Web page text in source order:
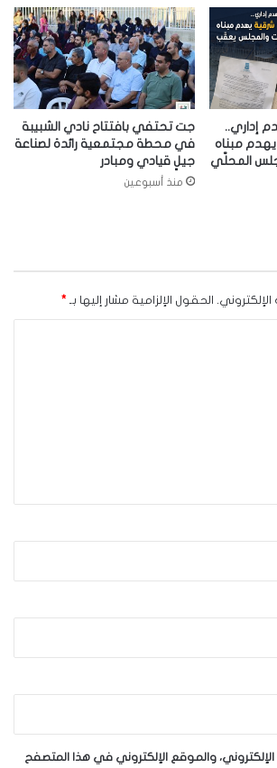
إداري..
مبناه
المحلّي
جت تحتفي بافتتاح نادي الشبيبة
في محطة مجتمعية رائدة لصناعة
جيلٍ قيادي ومبادر
منذ أسبوعين
الحقول الإلزامية مشار إليها بـ *
والموقع الإلكتروني في هذا المتصفح